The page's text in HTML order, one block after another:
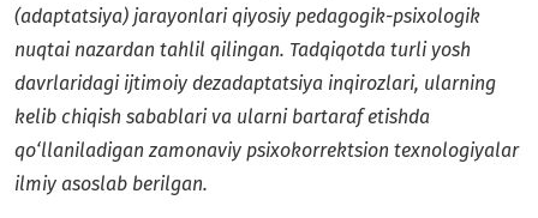
(adaptatsiya) jarayonlari qiyosiy pedagogik-psixologik
nuqtai nazardan tahlil qilingan. Tadqiqotda turli yosh
davrlaridagi ijtimoiy dezadaptatsiya inqirozlari, ularning
kelib chiqish sabablari va ularni bartaraf etishda
qo‘llaniladigan zamonaviy psixokorrektsion texnologiyalar
ilmiy asoslab berilgan.